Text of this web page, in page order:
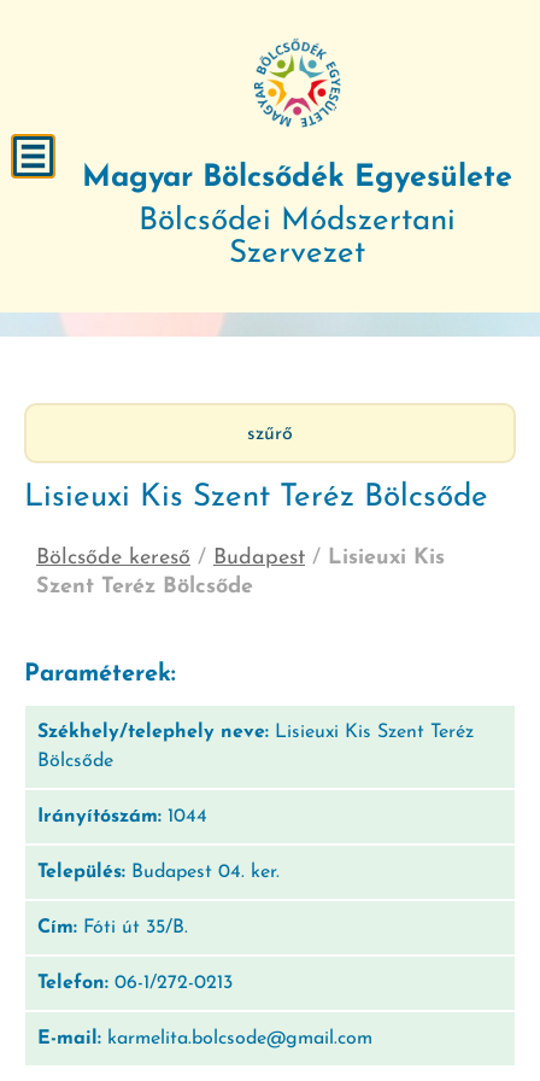
Magyar Bölcsődék Egyesülete
Bölcsődei Módszertani
Szervezet
szűrő
Lisieuxi Kis Szent Teréz Bölcsőde
Bölcsőde kereső / Budapest / Lisieuxi Kis
Szent Teréz Bölcsőde
Paraméterek:
Székhely/telephely neve: Lisieuxi Kis Szent Teréz
Bölcsőde
Irányítószám: 1044
Település: Budapest 04. ker.
Cím: Fóti út 35/B.
Telefon: 06-1/272-0213
E-mail: karmelita.bolcsode@gmail.com